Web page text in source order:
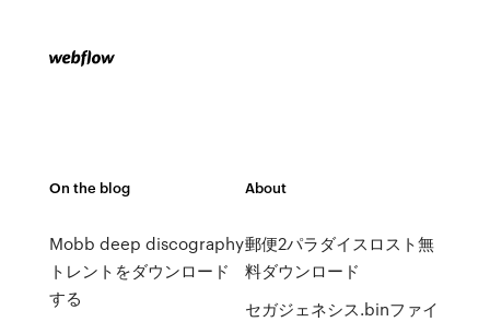
On the blog
Mobb deep discography
トレントをダウンロード
する
About
郵便2パラダイスロスト無
料ダウンロード
セガジェネシス.binファイ